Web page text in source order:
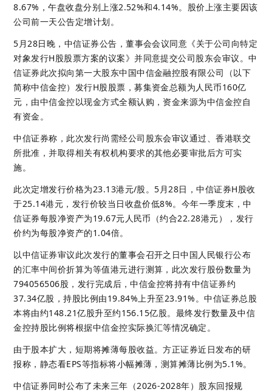
8.67%，午盘收盘分别上涨2.52%和4.14%。股价上涨主要因该
公司前一天公告定增计划。
5月28日晚，中信证券公告，董事会会议同意《关于公司向特定
对象发行H股股票方案的议案》并同意提交公司股东会审议。中
信证券此次拟向第一大股东中国中信金融控股有限公司（以下
简称中信金控）发行H股股票，募集资金总额为人民币160亿
元，由中信金控以现金方式全额认购，资金来源为中信金控自
有资金。
中信证券称，此次发行尚需经公司股东会审议通过、香港联交
所批准，并取得相关有权机构要求的其他必要审批后方可实
施。
此次定增发行价格为23.13港元/股。5月28日，中信证券H股收
于25.14港元，发行价较当日收盘价低8%。今年一季度末，中
信证券每股净资产为19.67元人民币（约合22.28港元），发行
价约为每股净资产的1.04倍。
以中信证券审议此次发行的董事会召开之日中国人民银行公布
的汇率中间价折算为等值港元进行测算，此次发行股份数量为
794056506股，发行完成后，中信金控将持有中信证券约
37.34亿股，持股比例由19.84%上升至23.91%。中信证券总股
本将由约148.21亿股升至约156.15亿股。最终发行数量及中信
金控持股比例将根据中信金控实际换汇等情况确定。
由于股本扩大，短期将摊薄每股收益。方正证券近日发布的研
报称，静态看EPS等指标将小幅摊薄，测算摊薄比例为5.1%。
中信证券同时公布了未来三年（2026-2028年）股东回报规